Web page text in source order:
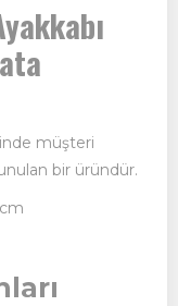
müşteri
bir üründür.